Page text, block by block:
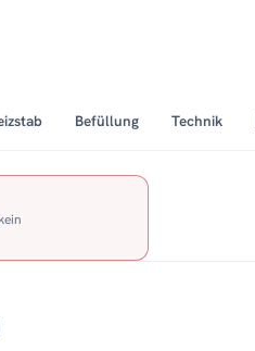
Befüllung Technik